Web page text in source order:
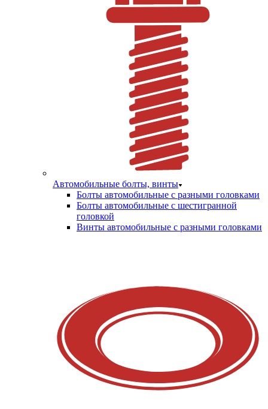
Автомобильные болты, винты
Болты автомобильные с разными головками
Болты автомобильные с шестигранной
головкой
Винты автомобильные с разными головками